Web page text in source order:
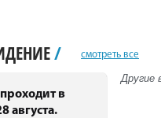
/ смотреть все
в
августа.
Другие